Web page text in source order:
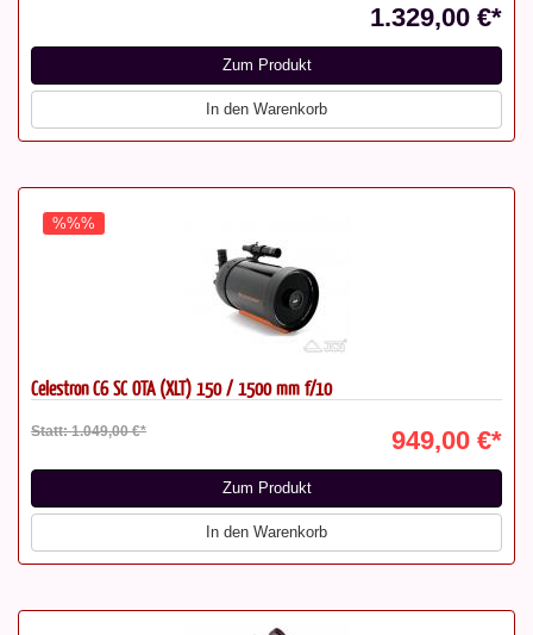
1.329,00 €*
Zum Produkt
In den Warenkorb
%%%
Celestron C6 SC OTA (XLT) 150 / 1500 mm f/10
Statt: 1.049,00 €* 949,00 €*
Zum Produkt
In den Warenkorb